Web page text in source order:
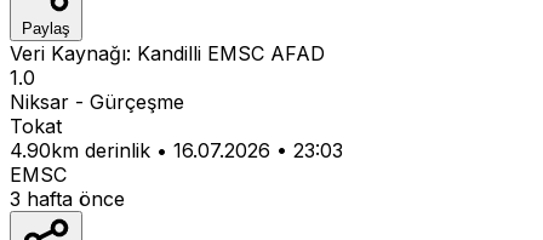
Paylaş
Veri Kaynağı: Kandilli EMSC AFAD
1.0
Niksar - Gürçeşme
Tokat
4.90km derinlik • 16.07.2026 • 23:03
EMSC
3 hafta önce